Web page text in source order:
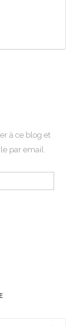
à ce blog et
par email.